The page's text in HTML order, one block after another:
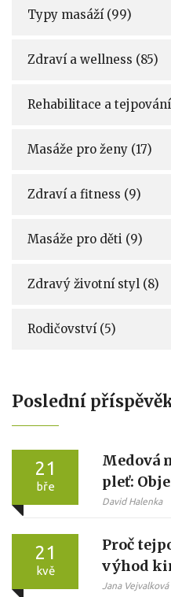
Typy masáží (99)
Zdraví a wellness (85)
Rehabilitace a tejpování
Masáže pro ženy (17)
Zdraví a fitness (9)
Masáže pro děti (9)
Zdravý životní styl (8)
Rodičovství (5)
Poslední
21
bře
Medová
pleť:
David Halenka
21
kvě
Proč
výhod
Jana Vejvalková